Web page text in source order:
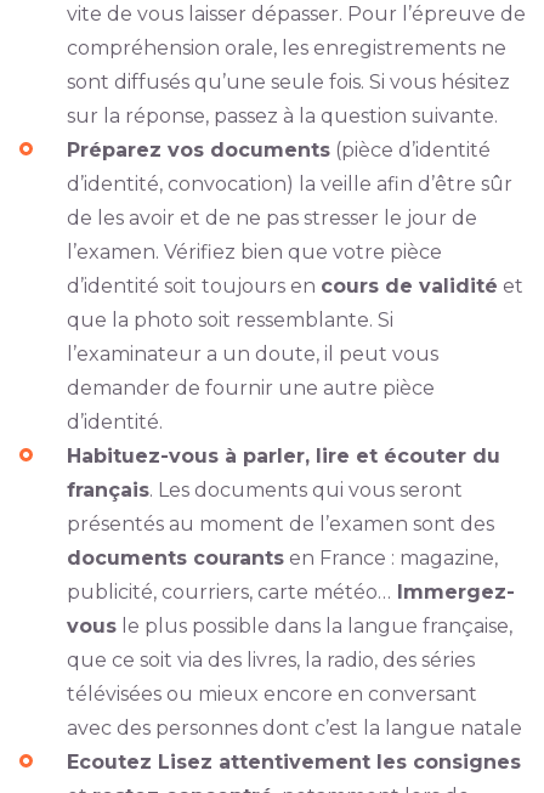
vite de vous laisser dépasser. Pour l’épreuve de
compréhension orale, les enregistrements ne
sont diffusés qu’une seule fois. Si vous hésitez
sur la réponse, passez à la question suivante.
Préparez vos documents (pièce d’identité
d’identité, convocation) la veille afin d’être sûr
de les avoir et de ne pas stresser le jour de
l’examen. Vérifiez bien que votre pièce
d’identité soit toujours en cours de validité et
que la photo soit ressemblante. Si
l’examinateur a un doute, il peut vous
demander de fournir une autre pièce
d’identité.
Habituez-vous à parler, lire et écouter du
français. Les documents qui vous seront
présentés au moment de l’examen sont des
documents courants en France : magazine,
publicité, courriers, carte météo… Immergez-
vous le plus possible dans la langue française,
que ce soit via des livres, la radio, des séries
télévisées ou mieux encore en conversant
avec des personnes dont c’est la langue natale
Ecoutez Lisez attentivement les consignes